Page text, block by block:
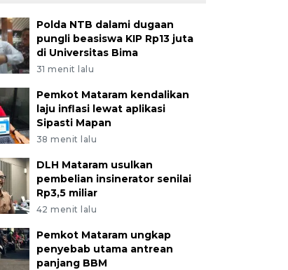
Polda NTB dalami dugaan
pungli beasiswa KIP Rp13 juta
di Universitas Bima
31 menit lalu
Pemkot Mataram kendalikan
laju inflasi lewat aplikasi
Sipasti Mapan
38 menit lalu
DLH Mataram usulkan
pembelian insinerator senilai
Rp3,5 miliar
42 menit lalu
Pemkot Mataram ungkap
penyebab utama antrean
panjang BBM